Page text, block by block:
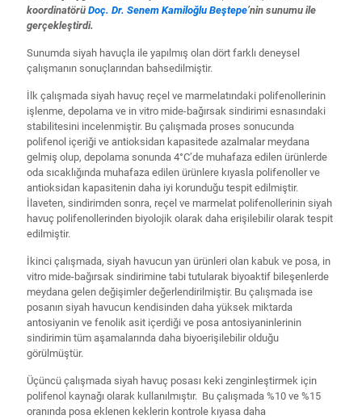
koordinatörü Doç. Dr. Senem Kamiloğlu Beştepe’nin sunumu ile
gerçekleştirdi.
Sunumda siyah havuçla ile yapılmış olan dört farklı deneysel
çalışmanın sonuçlarından bahsedilmiştir.
İlk çalışmada siyah havuç reçel ve marmelatındaki polifenollerinin
işlenme, depolama ve in vitro mide-bağırsak sindirimi esnasındaki
stabilitesini incelenmiştir. Bu çalışmada proses sonucunda
polifenol içeriği ve antioksidan kapasitede azalmalar meydana
gelmiş olup, depolama sonunda 4°C’de muhafaza edilen ürünlerde
oda sıcaklığında muhafaza edilen ürünlere kıyasla polifenoller ve
antioksidan kapasitenin daha iyi korunduğu tespit edilmiştir.
İlaveten, sindirimden sonra, reçel ve marmelat polifenollerinin siyah
havuç polifenollerinden biyolojik olarak daha erişilebilir olarak tespit
edilmiştir.
İkinci çalışmada, siyah havucun yan ürünleri olan kabuk ve posa, in
vitro mide-bağırsak sindirimine tabi tutularak biyoaktif bileşenlerde
meydana gelen değişimler değerlendirilmiştir. Bu çalışmada ise
posanın siyah havucun kendisinden daha yüksek miktarda
antosiyanin ve fenolik asit içerdiği ve posa antosiyaninlerinin
sindirimin tüm aşamalarında daha biyoerişilebilir olduğu
görülmüştür.
Üçüncü çalışmada siyah havuç posası keki zenginleştirmek için
polifenol kaynağı olarak kullanılmıştır. Bu çalışmada %10 ve %15
oranında posa eklenen keklerin kontrole kıyasa daha